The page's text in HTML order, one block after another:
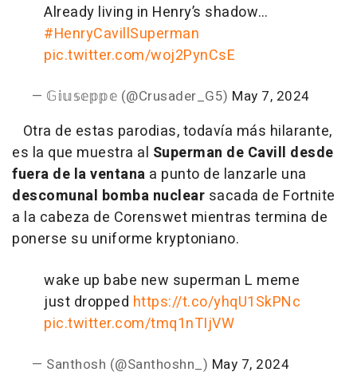
Already living in Henry’s shadow…
#HenryCavillSuperman
pic.twitter.com/woj2PynCsE
— 𝔾𝕚𝕦𝕤𝕖𝕡𝕡𝕖 (@Crusader_G5) May 7, 2024
Otra de estas parodias, todavía más hilarante,
es la que muestra al Superman de Cavill desde
fuera de la ventana a punto de lanzarle una
descomunal bomba nuclear sacada de Fortnite
a la cabeza de Corenswet mientras termina de
ponerse su uniforme kryptoniano.
wake up babe new superman L meme
just dropped https://t.co/yhqU1SkPNc
pic.twitter.com/tmq1nTIjVW
— Santhosh (@Santhoshn_) May 7, 2024